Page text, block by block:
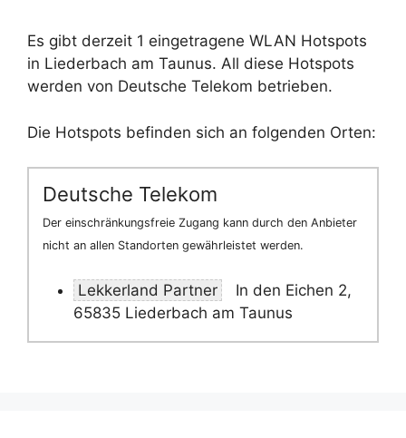
Es gibt derzeit 1 eingetragene WLAN Hotspots
in Liederbach am Taunus. All diese Hotspots
werden von Deutsche Telekom betrieben.
Die Hotspots befinden sich an folgenden Orten:
Deutsche Telekom
Der einschränkungsfreie Zugang kann durch den Anbieter
nicht an allen Standorten gewährleistet werden.
Lekkerland Partner
In den Eichen 2,
65835 Liederbach am Taunus